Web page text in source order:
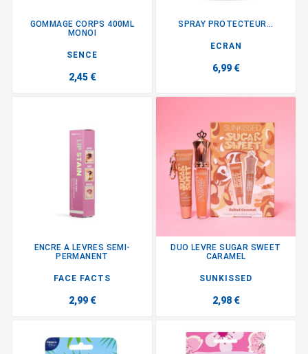
GOMMAGE CORPS 400ML
MONOI
SENCE
2,45 €
SPRAY PROTECTEUR...
ECRAN
6,99 €
ENCRE A LEVRES SEMI-
PERMANENT
FACE FACTS
2,99 €
DUO LEVRE SUGAR SWEET
CARAMEL
SUNKISSED
2,98 €